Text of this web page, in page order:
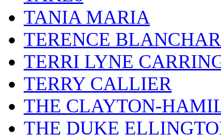
TANIA MARIA
TERENCE
TERRI LYNE
TERRY CALLIER
THE CLAYTON-
THE DUKE